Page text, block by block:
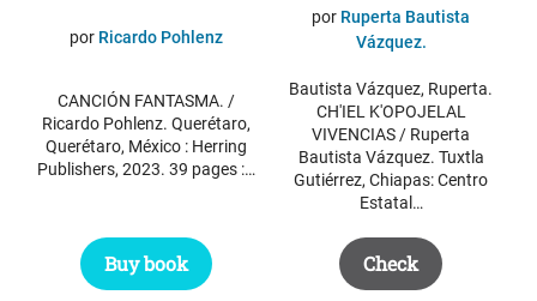
por Ricardo Pohlenz
CANCIÓN FANTASMA. /
Ricardo Pohlenz. Querétaro,
Querétaro, México : Herring
Publishers, 2023. 39 pages :…
Buy book
por Ruperta Bautista
Vázquez.
Bautista Vázquez, Ruperta.
CH'IEL K'OPOJELAL
VIVENCIAS / Ruperta
Bautista Vázquez. Tuxtla
Gutiérrez, Chiapas: Centro
Estatal…
Check